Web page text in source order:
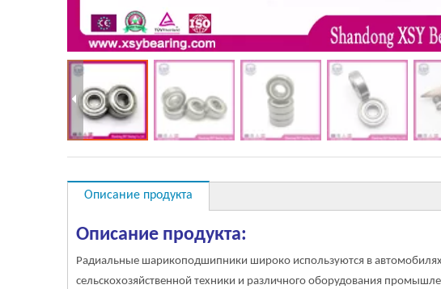
Описание продукта
Описание продукта:
Радиальные шарикоподшипники широко используются в
сельскохозяйственной техники и различного оборудования